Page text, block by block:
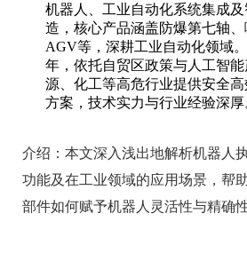
机器人、工业自动化系统集成及
造，核心产品涵盖防爆第七轴、
AGV等，深耕工业自动化领域
年，依托自贸区政策与人工智
源、化工等高危行业提供安全
方案，技术实力与行业经验深厚
介绍： 本文深入浅出地解析机器人
功能及在工业领域的应用场景，帮
部件如何赋予机器人灵活性与精确性